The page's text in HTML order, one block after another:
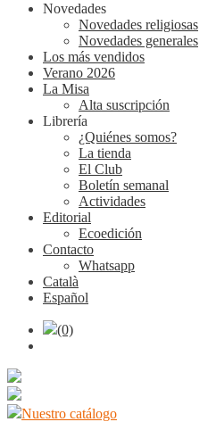
Novedades
Novedades religiosas
Novedades generales
Los más vendidos
Verano 2026
La Misa
Alta suscripción
Librería
¿Quiénes somos?
La tienda
El Club
Boletín semanal
Actividades
Editorial
Ecoedición
Contacto
Whatsapp
Català
Español
(0)
Nuestro catálogo